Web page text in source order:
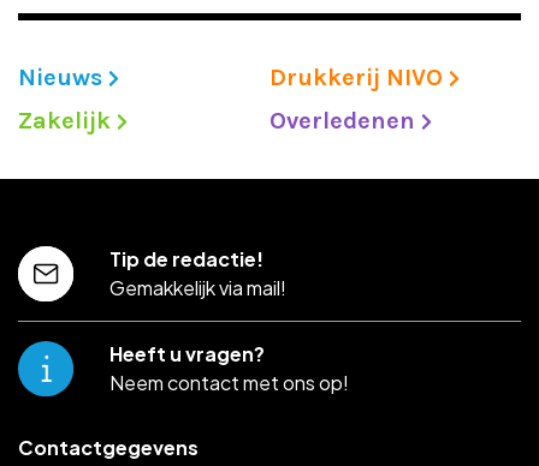
Nieuws
Drukkerij NIVO
Zakelijk
Overledenen
Contactgegevens
Tip de redactie!
Gemakkelijk via mail!
Heeft u vragen?
Neem contact met ons op!